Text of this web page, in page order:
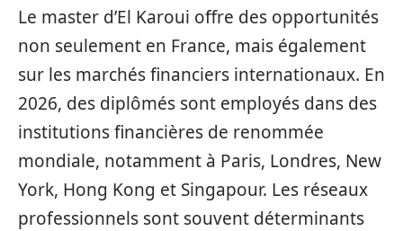
Le master d’El Karoui offre des opportunités
non seulement en France, mais également
sur les marchés financiers internationaux. En
2026, des diplômés sont employés dans des
institutions financières de renommée
mondiale, notamment à Paris, Londres, New
York, Hong Kong et Singapour. Les réseaux
professionnels sont souvent déterminants